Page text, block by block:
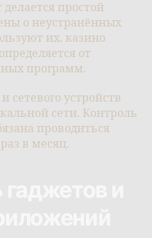
простой
о неустранённых
их. казино
от
программ.
сетевого устройств
сети. Контроль
проводиться
в месяц.